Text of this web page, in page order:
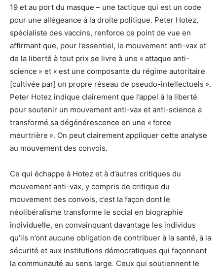
19 et au port du masque – une tactique qui est un code
pour une allégeance à la droite politique. Peter Hotez,
spécialiste des vaccins, renforce ce point de vue en
affirmant que, pour l’essentiel, le mouvement anti-vax et
de la liberté à tout prix se livre à une « attaque anti-
science » et « est une composante du régime autoritaire
[cultivée par] un propre réseau de pseudo-intellectuels ».
Peter Hotez indique clairement que l’appel à la liberté
pour soutenir un mouvement anti-vax et anti-science a
transformé sa dégénérescence en une « force
meurtrière ». On peut clairement appliquer cette analyse
au mouvement des convois.
Ce qui échappe à Hotez et à d’autres critiques du
mouvement anti-vax, y compris de critique du
mouvement des convois, c’est la façon dont le
néolibéralisme transforme le social en biographie
individuelle, en convainquant davantage les individus
qu’ils n’ont aucune obligation de contribuer à la santé, à la
sécurité et aux institutions démocratiques qui façonnent
la communauté au sens large. Ceux qui soutiennent le